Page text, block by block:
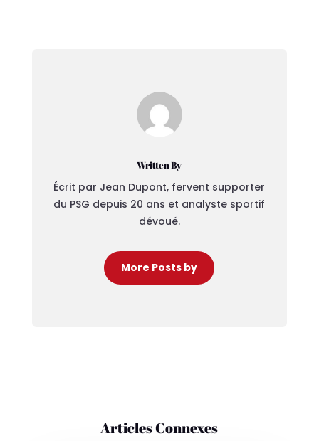
Written By
Écrit par Jean Dupont, fervent supporter
du PSG depuis 20 ans et analyste sportif
dévoué.
More Posts by
Articles Connexes